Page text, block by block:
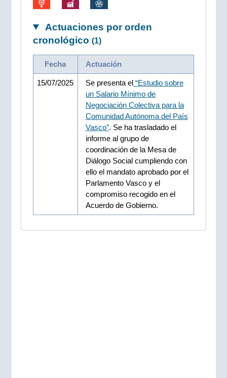
Actuaciones por orden
cronológico (1)
Fecha Actuación
15/07/2025 Se presenta el“Estudio sobre
un Salario Mínimo de
Negociación Colectiva para la
Comunidad Autónoma del País
Vasco”. Se ha trasladado el
informe al grupo de
coordinación de la Mesa de
Diálogo Social cumpliendo con
ello el mandato aprobado por el
Parlamento Vasco y el
compromiso recogido en el
Acuerdo de Gobierno.